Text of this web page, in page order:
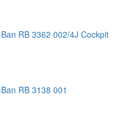
RB 3362 002/4J Cockpit
RB 3138 001